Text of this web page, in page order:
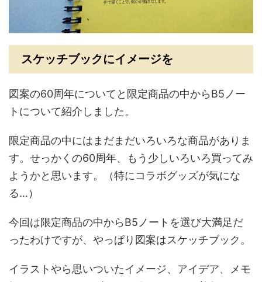
スケッチブックにイメージを
図案の60周年についてと限定商品の中からB5ノー
トについて紹介しました。
限定商品の中にはまだまだいろいろな商品がありま
す。せっかくの60周年、もう少しいろいろ買ってみ
ようかと思います。（特にコラボグッズが気にな
る…）
今回は限定商品の中からB5ノートを選び大満足だ
ったわけですが、やっぱり図案はスケッチブック。
イラストやら思いついたイメージ、アイデア、メモ